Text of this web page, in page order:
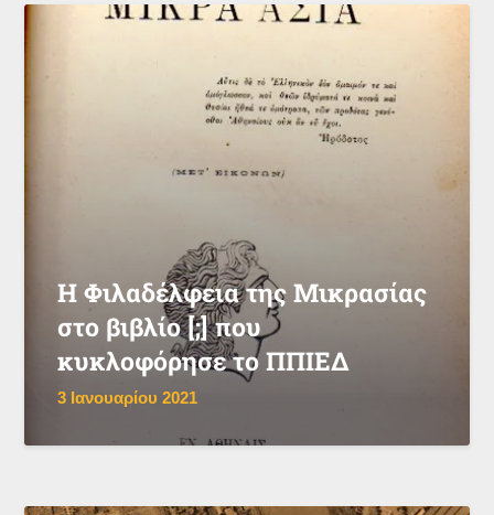
Η Φιλαδέλφεια της Μικρασίας
στο βιβλίο [;] που
κυκλοφόρησε το ΠΠΙΕΔ
3 Ιανουαρίου 2021